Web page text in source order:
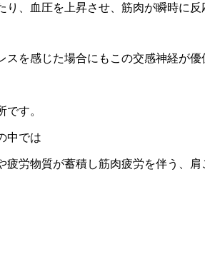
、血圧を上昇させ、筋肉が瞬時に
を感じた場合にもこの交感神経が優
す。
中では
疲労物質が蓄積し筋肉疲労を伴う、